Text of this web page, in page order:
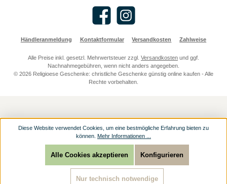
Facebook Instagram
Händleranmeldung Kontaktformular Versandkosten Zahlweise
Alle Preise inkl. gesetzl. Mehrwertsteuer zzgl. Versandkosten und ggf.
Nachnahmegebühren, wenn nicht anders angegeben.
© 2026 Religioese Geschenke: christliche Geschenke günstig online kaufen - Alle
Rechte vorbehalten.
Diese Website verwendet Cookies, um eine bestmögliche Erfahrung bieten zu
können. Mehr Informationen ...
Nur technisch notwendige
Konfigurieren
Alle Cookies akzeptieren